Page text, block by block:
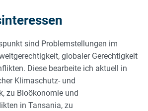
sind Problemstellungen im
globaler Gerechtigkeit
Diese bearbeite ich aktuell in
Klimaschutz- und
zu Bioökonomie und
in Tansania, zu